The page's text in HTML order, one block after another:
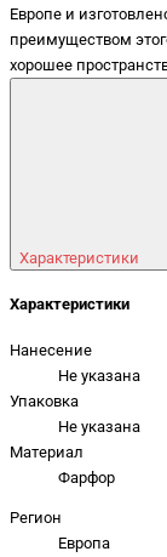
Европе и
преимуществом
хорошее
Характеристики
Характеристики
Нанесение
Не указана
Упаковка
Не указана
Материал
Фарфор
Регион
Европа